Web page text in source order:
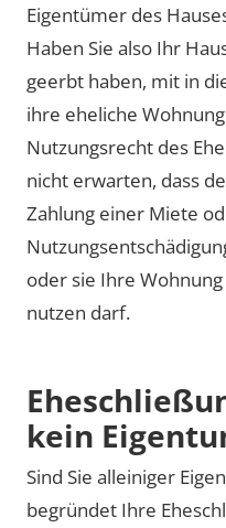
Eigentümer des
Haben Sie also Ihr
geerbt haben, mit in
ihre eheliche
Nutzungsrecht des
nicht erwarten, dass
Zahlung einer Miete
oder sie Ihre
nutzen darf.
kein
Sind Sie alleiniger
begründet Ihre